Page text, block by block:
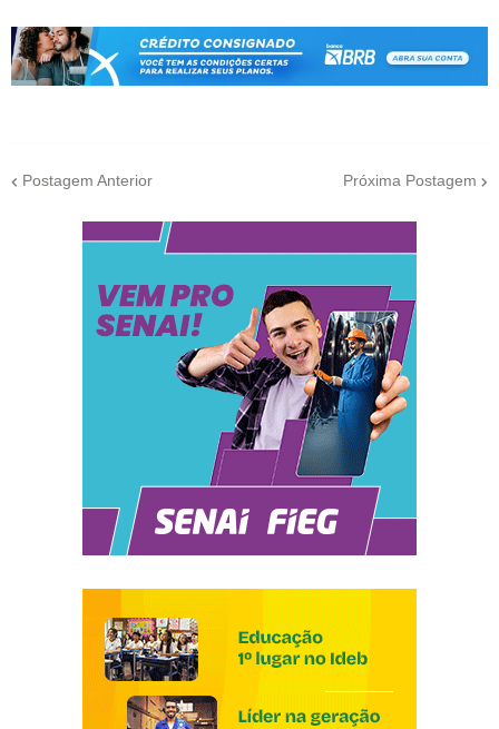
Postagem Anterior Próxima Postagem